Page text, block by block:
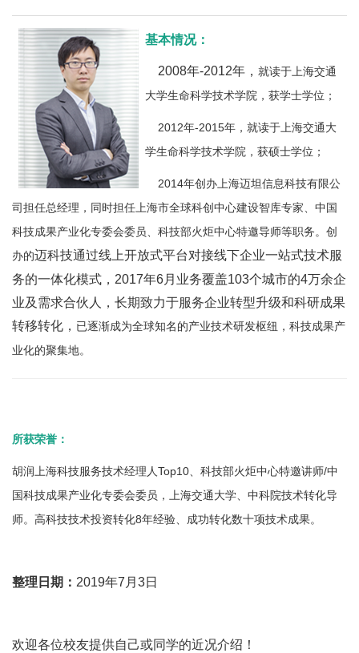
基本情况：
2008年-2012年， 就读于上海交通
大学生命科学技术学院，获学士学位；
2012年-2015年，就读于上海交通大
学生命科学技术学院，获硕士学位；
2014年创办上海迈坦信息科技有限公
司担任总经理，同时担任上海市全球科创中心建设智库专家、中国
科技成果产业化专委会委员、科技部火炬中心特邀导师等职务。创
办的迈科技通过线上开放式平台对接线下企业一站式技术服
务的一体化模式，2017年6月业务覆盖103个城市的4万余企
业及需求合伙人，长期致力于服务企业转型升级和科研成果
转移转化， 已逐渐成为全球知名的产业技术研发枢纽，科技成果产
业化的聚集地。
所获荣誉：
胡润上海科技服务技术经理人Top10、科技部火炬中心特邀讲师/中
国科技成果产业化专委会委员，上海交通大学、中科院技术转化导
师。高科技技术投资转化8年经验、成功转化数十项技术成果。
整理日期： 2019年7月3日
欢迎各位校友提供自己或同学的近况介绍！